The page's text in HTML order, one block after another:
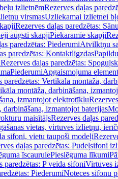
izlietnēmRezerves daļas
virsmasUzliekamai izlietnei
Rezerves daļas paredzētas:
augsti skapjiPiekaramie skapji
paredzētas: PiederumiAtvilktņu
paredzētas: Kontaktligzdas
Rezerves daļas paredzētas:
PiederumiApgaismojuma
paredzētas: Vertikāla montāža,
montāža, darbināšana,
izmantojot elektrotīklu
darbināšana, izmantojot baterijas
maisītājsRezerves daļas
vietas, virtuves izlietņu,
sifoni, vietu taupoši modeļi
daļas paredzētas: Pudeļsifoni
īscaurulePieslēguma līkumi
paredzētas: P veida sifoniVirtuves
PiederumiNoteces sifonu